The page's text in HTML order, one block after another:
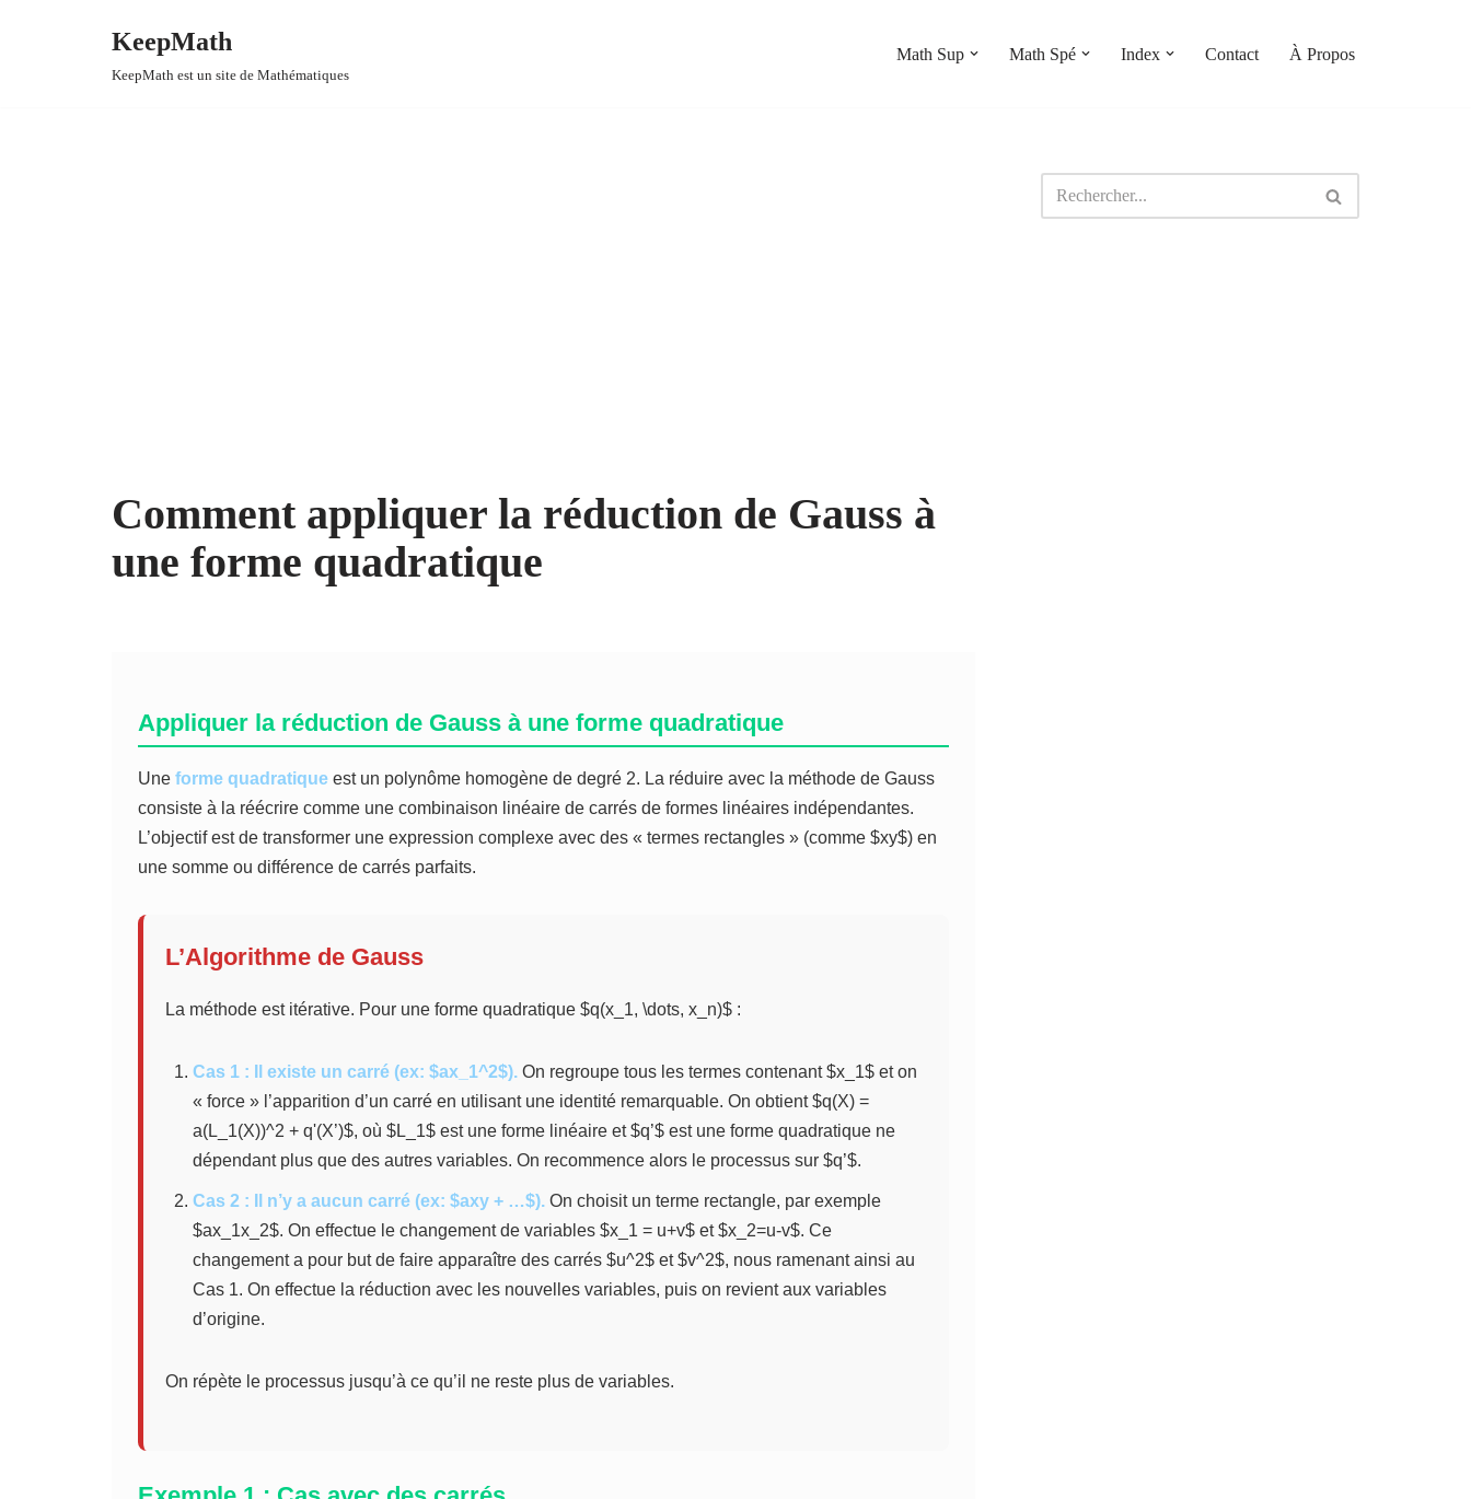
KeepMath
KeepMath est un site de Mathématiques
Math Sup Math Spé Index Contact À Propos
Comment appliquer la réduction de Gauss à
une forme quadratique
Appliquer la réduction de Gauss à une forme quadratique
Une forme quadratique est un polynôme homogène de degré 2. La réduire avec la méthode de Gauss
consiste à la réécrire comme une combinaison linéaire de carrés de formes linéaires indépendantes.
L’objectif est de transformer une expression complexe avec des « termes rectangles » (comme $xy$) en
une somme ou différence de carrés parfaits.
L’Algorithme de Gauss
La méthode est itérative. Pour une forme quadratique $q(x_1, \dots, x_n)$ :
Cas 1 : Il existe un carré (ex: $ax_1^2$). On regroupe tous les termes contenant $x_1$ et on
« force » l’apparition d’un carré en utilisant une identité remarquable. On obtient $q(X) =
a(L_1(X))^2 + q'(X’)$, où $L_1$ est une forme linéaire et $q’$ est une forme quadratique ne
dépendant plus que des autres variables. On recommence alors le processus sur $q’$.
Cas 2 : Il n’y a aucun carré (ex: $axy + …$). On choisit un terme rectangle, par exemple
$ax_1x_2$. On effectue le changement de variables $x_1 = u+v$ et $x_2=u-v$. Ce
changement a pour but de faire apparaître des carrés $u^2$ et $v^2$, nous ramenant ainsi au
Cas 1. On effectue la réduction avec les nouvelles variables, puis on revient aux variables
d’origine.
On répète le processus jusqu’à ce qu’il ne reste plus de variables.